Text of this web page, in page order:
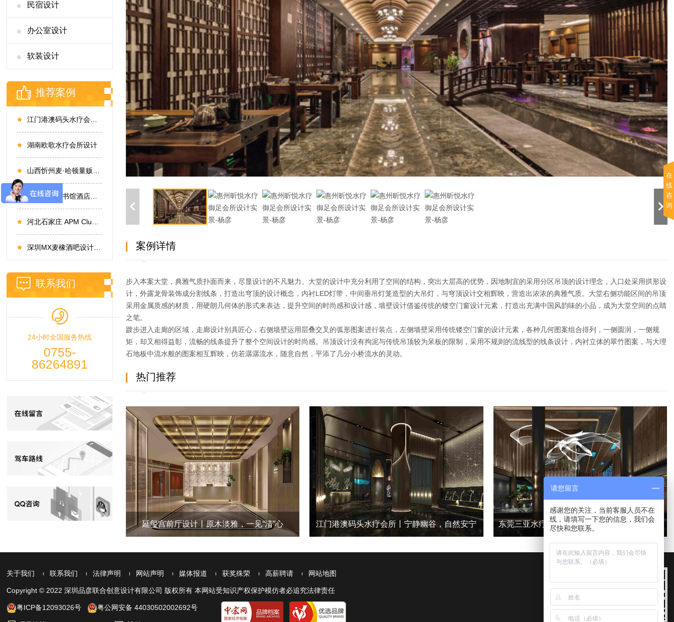
民宿设计
办公室设计
软装设计
推荐案例
湖南欧歌水疗会所设计
联系我们
24小时全国服务热线
0755-
86264891
案例详情
步入本案大堂，典雅气质扑面而来，尽显设计的不凡魅力。大堂的设计中充分利用了空间的结构，突出大层高的优势，因地制宜的采用分区吊顶的设计理念，入口处采用拱形设
计，外露龙骨装饰成分割线条，打造出穹顶的设计概念，内衬LED灯带，中间垂吊灯笼造型的大吊灯，与穹顶设计交相辉映，营造出浓浓的典雅气质。大堂右侧功能区间的吊顶
采用金属质感的材质，用硬朗几何体的形式来表达，提升空间的时尚感和设计感，墙壁设计借鉴传统的镂空门窗设计元素，打造出充满中国风韵味的小品，成为大堂空间的点睛
之笔。
踱步进入走廊的区域，走廊设计别具匠心，右侧墙壁运用层叠交叉的弧形图案进行装点，左侧墙壁采用传统镂空门窗的设计元素，各种几何图案组合排列，一侧圆润，一侧规
矩，却又相得益彰，流畅的线条提升了整个空间设计的时尚感。吊顶设计没有拘泥与传统吊顶较为呆板的限制，采用不规则的流线型的线条设计，内衬立体的翠竹图案，与大理
石地板中流水般的图案相互辉映，仿若潺潺流水，随意自然，平添了几分小桥流水的灵动。
热门推荐
延玺宫前厅设计丨原木淡雅，一见“清”心 江门港澳码头水疗会所丨宁静幽谷，自然安宁 东莞三亚水疗会所功能区丨君子设计，和而不同
关于我们 联系我们 法律声明 网站声明 媒体报道 获奖殊荣 高薪聘请 网站地图
Copyright © 2022 深圳品彦联合创意设计有限公司 版权所有 本网站受知识产权保护模仿者必追究法律责任
粤ICP备12093026号 粤公网安备 44030502002692号
在
线
咨
询
请您留言
感谢您的关注，当前客服人员不在
线，请填写一下您的信息，我们会
尽快和您联系。